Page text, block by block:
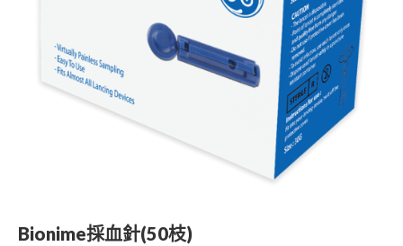
Bionime採血針(50枝)